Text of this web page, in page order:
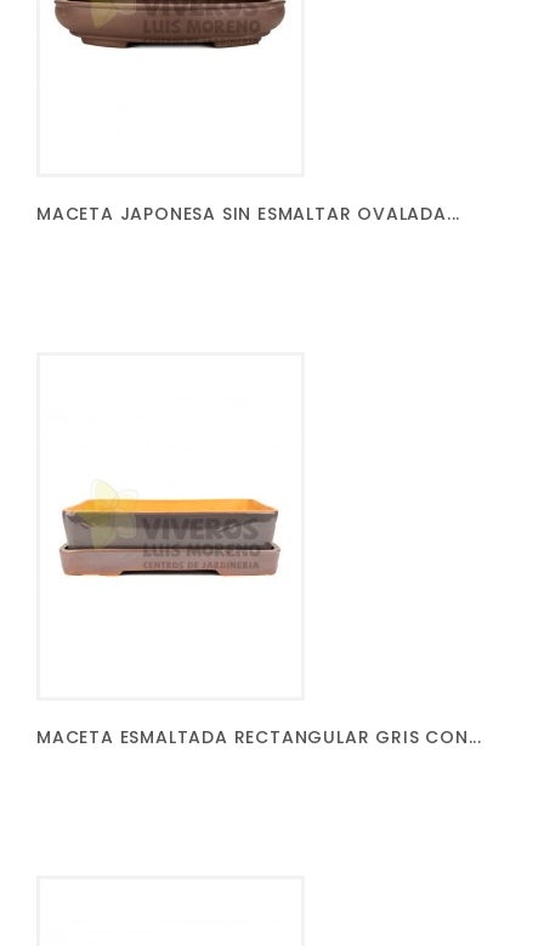
MACETA JAPONESA SIN ESMALTAR OVALADA...
MACETA ESMALTADA RECTANGULAR GRIS CON...